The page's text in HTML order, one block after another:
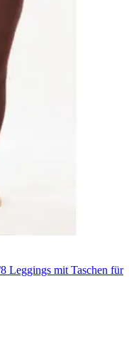
Leggings mit Taschen für